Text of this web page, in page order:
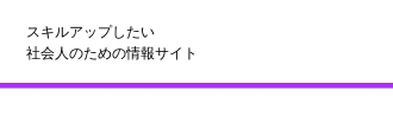
スキルアップしたい
社会人のための情報サイト